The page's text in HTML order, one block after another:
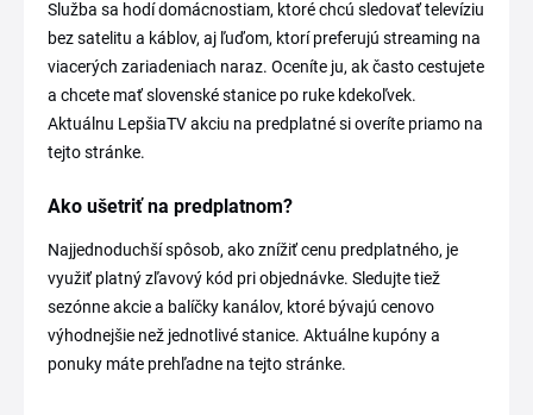
Služba sa hodí domácnostiam, ktoré chcú sledovať televíziu
bez satelitu a káblov, aj ľuďom, ktorí preferujú streaming na
viacerých zariadeniach naraz. Oceníte ju, ak často cestujete
a chcete mať slovenské stanice po ruke kdekoľvek.
Aktuálnu LepšiaTV akciu na predplatné si overíte priamo na
tejto stránke.
Ako ušetriť na predplatnom?
Najjednoduchší spôsob, ako znížiť cenu predplatného, je
využiť platný zľavový kód pri objednávke. Sledujte tiež
sezónne akcie a balíčky kanálov, ktoré bývajú cenovo
výhodnejšie než jednotlivé stanice. Aktuálne kupóny a
ponuky máte prehľadne na tejto stránke.